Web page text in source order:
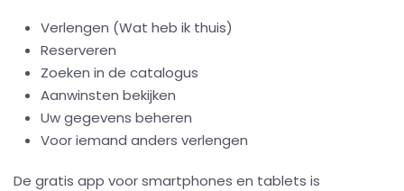
Verlengen (Wat heb ik thuis)
Reserveren
Zoeken in de catalogus
Aanwinsten bekijken
Uw gegevens beheren
Voor iemand anders verlengen
De gratis app voor smartphones en tablets is